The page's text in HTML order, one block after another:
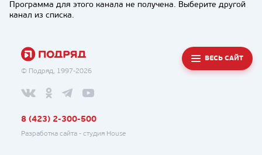
Программа для этого канала не получена. Выберите другой
канал из списка.
© Подряд, 1997-2026
ВЕСЬ САЙТ
8 (423) 2-300-500
Разработка сайта - студия House